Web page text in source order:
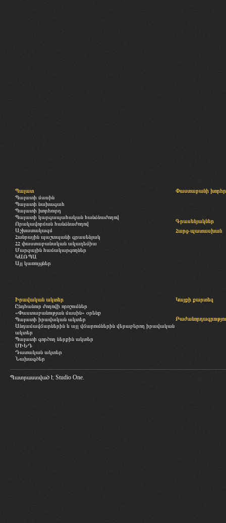
Պալատ
Պալատի մասին
Պալատի նախագահ
Պալատի խորհուրդ
Պալատի կարգապահական հանձնաժողով
Որակավորման հանձնաժողով
Աշխատակազմ
Հանրային պաշտպանի գրասենյակ
ՀՀ փաստաբանական ակադեմիա
Մարզային համակարգողներ
ԿԱՌՊԱ
Այլ կառույցներ
Փաստաբանի
Գրասենյակներ
Հարց-պատասխան
Իրավական ակտեր
Ընդհանուր ժողովի որոշումներ
«Փաստաբանության մասին» օրենք
Պալատի իրավական ակտեր
Անդամավճարներին և այլ վճարումներին վերաբերող իրավական
ակտեր
Պալատի գործող ներքին ակտեր
ՄԻԵԴ
Դատական ակտեր
Նախագծեր
Կայքի քարտեզ
Պատրաստված է Studio One.